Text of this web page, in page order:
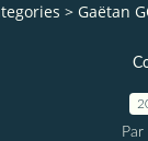
> Gaëtan